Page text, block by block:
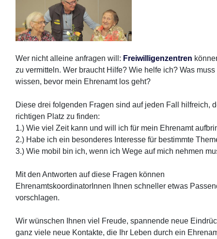
Wer nicht alleine anfragen will: Freiwilligenzentren
zu vermitteln. Wer braucht Hilfe? Wie helfe ich? Was muss
wissen, bevor mein Ehrenamt los geht?
Diese drei folgenden Fragen sind auf jeden Fall hilfreich,
richtigen Platz zu finden:
1.) Wie viel Zeit kann und will ich für mein Ehrenamt
2.) Habe ich ein besonderes Interesse für bestimmte
3.) Wie mobil bin ich, wenn ich Wege auf mich nehmen
Mit den Antworten auf diese Fragen können
EhrenamtskoordinatorInnen Ihnen schneller etwas
vorschlagen.
Wir wünschen Ihnen viel Freude, spannende neue
ganz viele neue Kontakte, die Ihr Leben durch ein